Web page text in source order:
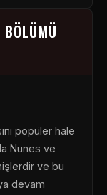
popüler hale
Nunes ve
ve bu
devam